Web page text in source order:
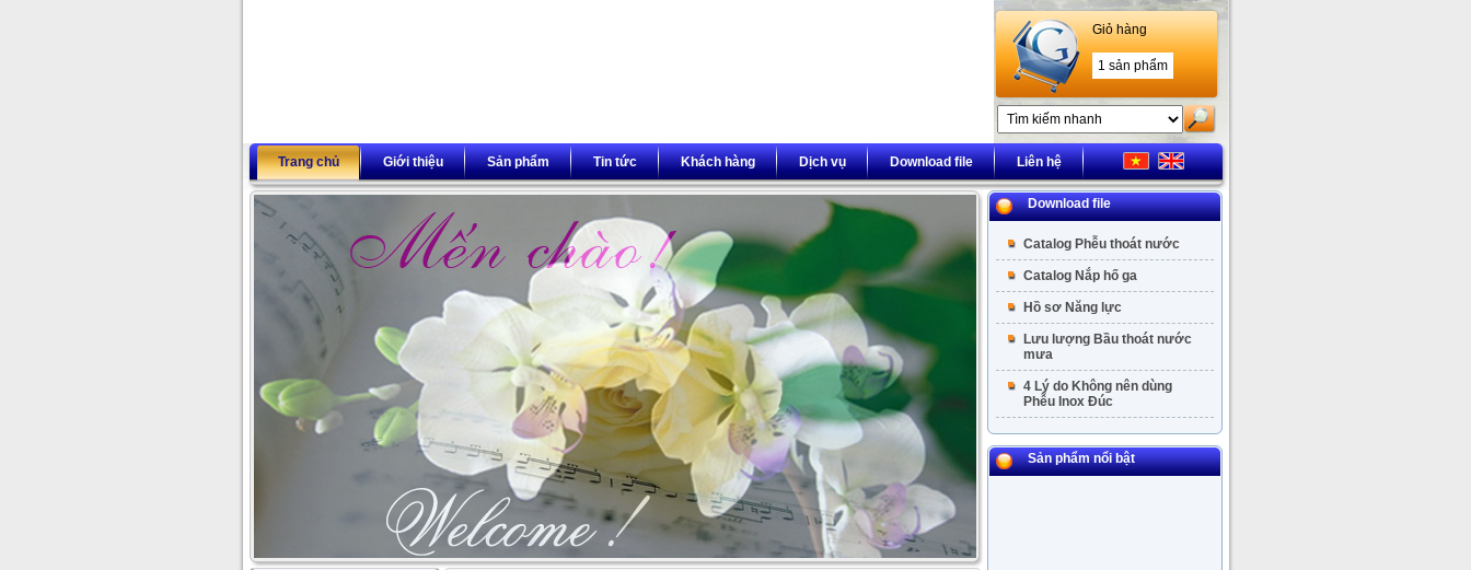
Giỏ hàng
1 sản phẩm
Trang chủ Giới thiệu Sản phẩm Tin tức Khách hàng Dịch vụ Download file Liên hệ
Download file
Catalog Phễu thoát nước
Catalog Nắp hố ga
Hồ sơ Năng lực
Lưu lượng Bầu thoát nước
mưa
4 Lý do Không nên dùng
Phễu Inox Đúc
Sản phẩm nổi bật